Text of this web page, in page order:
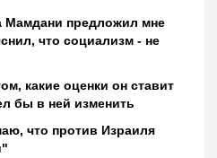
Мамдани предложил мне
что социализм - не
какие оценки он ставит
бы в ней изменить
что против Израиля